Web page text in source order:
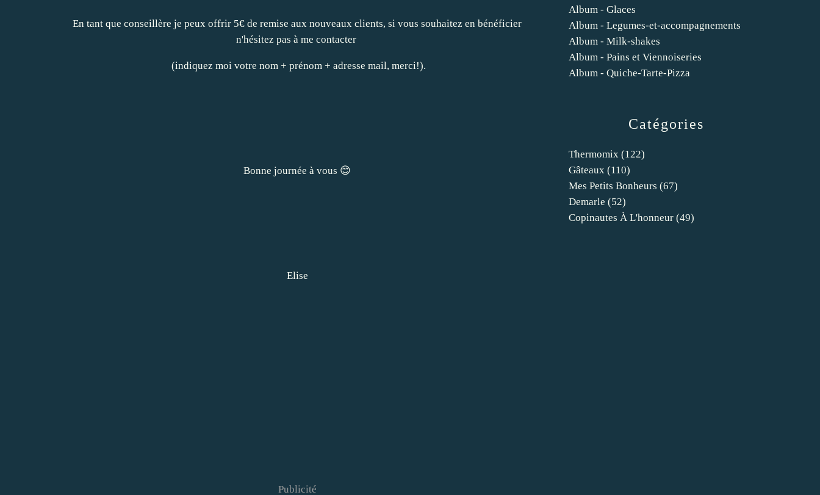
En tant que conseillère je peux offrir 5€ de remise aux nouveaux clients, si vous souhaitez en bénéficier
n'hésitez pas à me contacter
(indiquez moi votre nom + prénom + adresse mail, merci!).
Bonne journée à vous 😊
Elise
Publicité
Catégories
Thermomix (122)
Gâteaux (110)
Mes Petits Bonheurs (67)
Demarle (52)
Copinautes À L'honneur (49)
Album - Glaces
Album - Legumes-et-accompagnements
Album - Milk-shakes
Album - Pains et Viennoiseries
Album - Quiche-Tarte-Pizza